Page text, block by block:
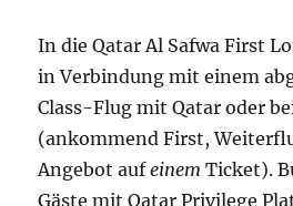
In die Qatar Al Safwa First
in Verbindung mit einem
Class-Flug mit Qatar oder
(ankommend First,
Angebot aufeinem Ticket).
Gäste mit Qatar Privilege